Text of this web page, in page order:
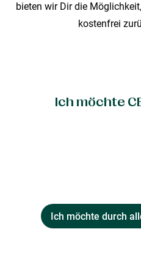
bieten wir Dir die
kostenfrei
Ich möchte
Ich möchte durch